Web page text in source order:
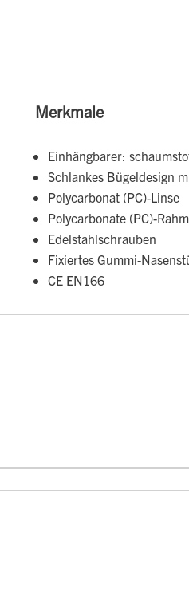
Merkmale
Einhängbarer:
Schlankes Bügeldesign
Polycarbonat (PC)-Linse
Polycarbonate (PC)-
Edelstahlschrauben
Fixiertes Gummi-
CE EN166